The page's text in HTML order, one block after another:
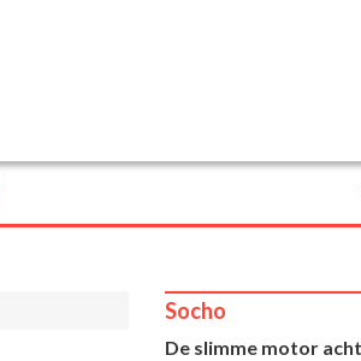
Socho
De slimme motor